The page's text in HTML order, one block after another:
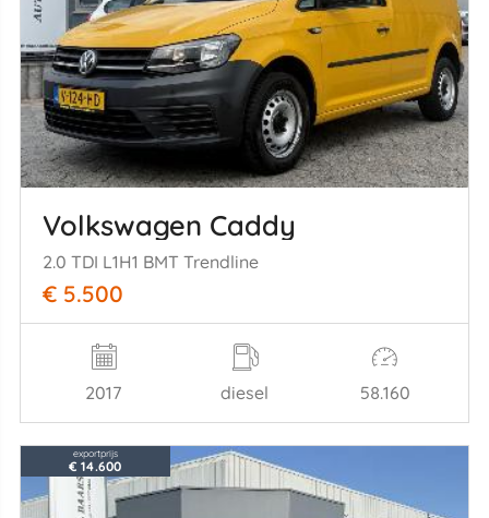
Volkswagen Caddy
2.0 TDI L1H1 BMT Trendline
€ 5.500
2017 diesel 58.160
exportprijs
€ 14.600